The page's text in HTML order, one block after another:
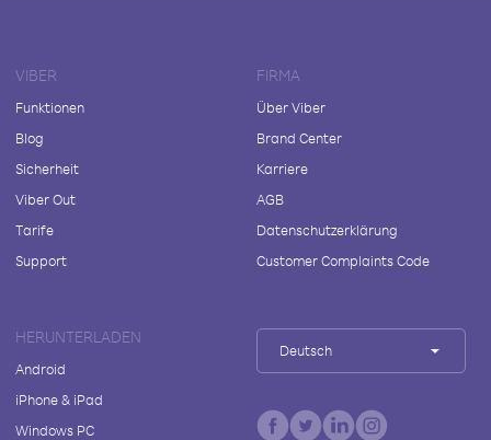
VIBER
Funktionen
Blog
Sicherheit
Viber Out
Tarife
Support
FIRMA
Über Viber
Brand Center
Karriere
AGB
Datenschutzerklärung
Customer Complaints Code
HERUNTERLADEN
Android
iPhone & iPad
Windows PC
Deutsch